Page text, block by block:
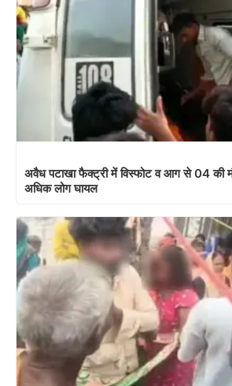
अवैध पटाखा फैक्ट्री में विस्फोट व आग से 04 की
अधिक लोग घायल